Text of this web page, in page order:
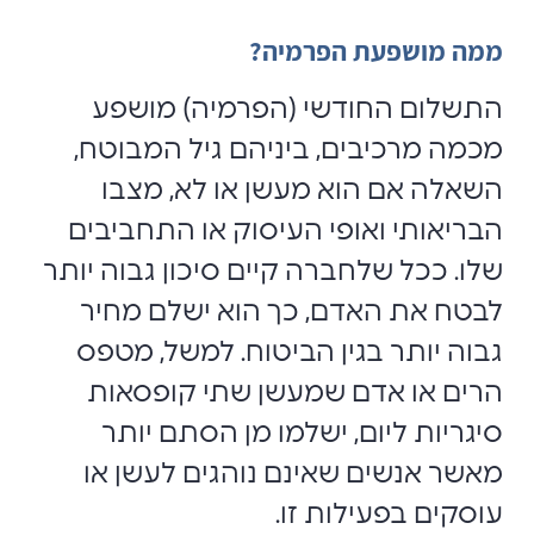
ממה מושפעת הפרמיה?
התשלום החודשי (הפרמיה) מושפע
מכמה מרכיבים, ביניהם גיל המבוטח,
השאלה אם הוא מעשן או לא, מצבו
הבריאותי ואופי העיסוק או התחביבים
שלו. ככל שלחברה קיים סיכון גבוה יותר
לבטח את האדם, כך הוא ישלם מחיר
גבוה יותר בגין הביטוח. למשל, מטפס
הרים או אדם שמעשן שתי קופסאות
סיגריות ליום, ישלמו מן הסתם יותר
מאשר אנשים שאינם נוהגים לעשן או
עוסקים בפעילות זו.